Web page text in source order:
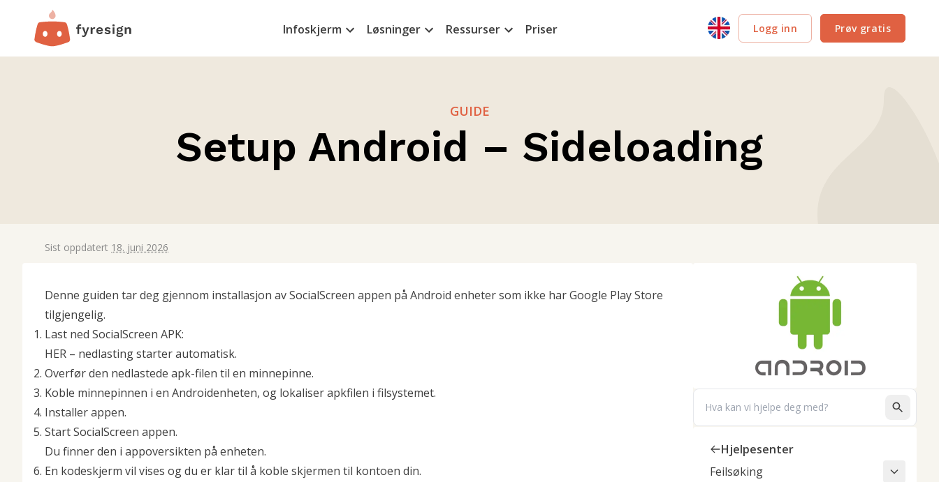
Infoskjerm Løsninger Ressurser Priser Logg inn Prøv gratis
GUIDE
Setup Android – Sideloading
Sist oppdatert 18. juni 2026
Denne guiden tar deg gjennom installasjon av SocialScreen appen på Android enheter som ikke har Google Play Store
tilgjengelig.
Last ned SocialScreen APK:
HER – nedlasting starter automatisk.
Overfør den nedlastede apk-filen til en minnepinne.
Koble minnepinnen i en Androidenheten, og lokaliser apkfilen i filsystemet.
Installer appen.
Start SocialScreen appen.
Du finner den i appoversikten på enheten.
En kodeskjerm vil vises og du er klar til å koble skjermen til kontoen din.
Search
Hjelpesenter
Feilsøking